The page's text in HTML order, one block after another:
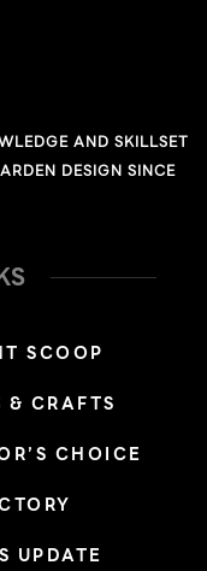
AND SKILLSET
DESIGN SINCE
SCOOP
& CRAFTS
CHOICE
UPDATE